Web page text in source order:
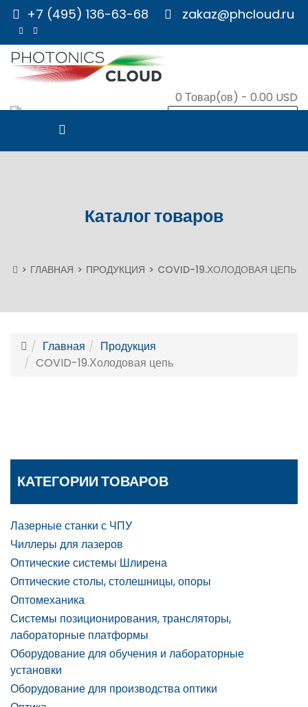
+7 (495) 136-63-68 zakaz@phcloud.ru
0 Товар(ов) - 0.00 USD
Каталог товаров
ГЛАВНАЯ ПРОДУКЦИЯ COVID-19.ХОЛОДОВАЯ ЦЕПЬ
Главная
Продукция
COVID-19.Холодовая цепь
КАТЕГОРИИ ТОВАРОВ
Лазерные станки с ЧПУ
Чиллеры для лазеров
Оптические системы Шлирена
Оптические столы, столешницы, опоры
Оптомеханика
Системы позиционирования, трансляторы,
лабораторные платформы
Оборудование для обучения и лабораторные
установки
Оборудование для производства оптики